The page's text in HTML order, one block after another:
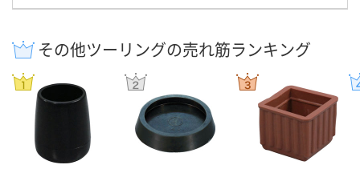
その他ツーリングの売れ筋ランキング